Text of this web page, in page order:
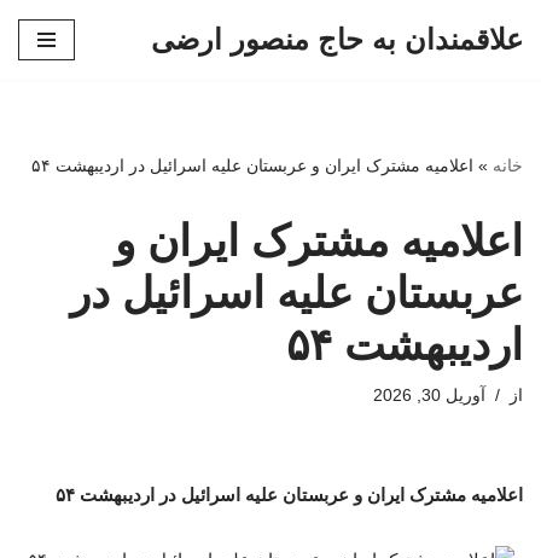
علاقمندان به حاج منصور ارضی
خانه » اعلامیه مشترک ایران و عربستان علیه اسرائیل در اردیبهشت ۵۴
اعلامیه مشترک ایران و
عربستان علیه اسرائیل در
اردیبهشت ۵۴
از آوریل 30, 2026
اعلامیه مشترک ایران و عربستان علیه اسرائیل در اردیبهشت ۵۴